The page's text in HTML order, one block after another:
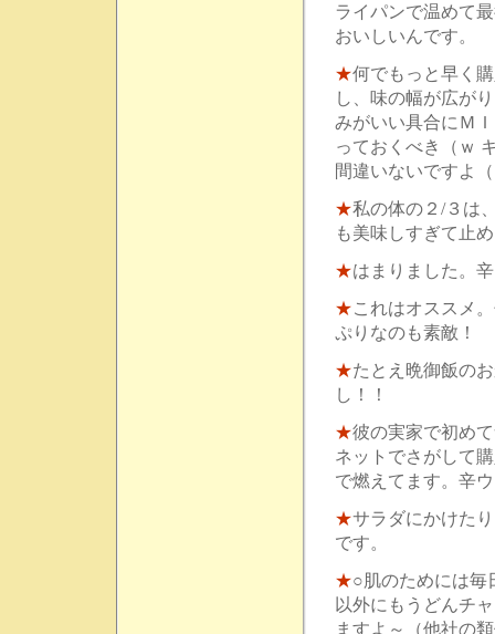
ライパンで温めて
おいしいんです。
★何でもっと早く
し、味の幅が広が
みがいい具合にＭ
っておくべき（ｗ
間違いないですよ
★私の体の２/３は
も美味しすぎて止
★はまりました。
★これはオススメ
ぷりなのも素敵！
★たとえ晩御飯の
し！！
★彼の実家で初め
ネットでさがして
で燃えてます。辛
★サラダにかけた
です。
★○肌のためには毎
以外にもうどんチ
ますよ～（他社の